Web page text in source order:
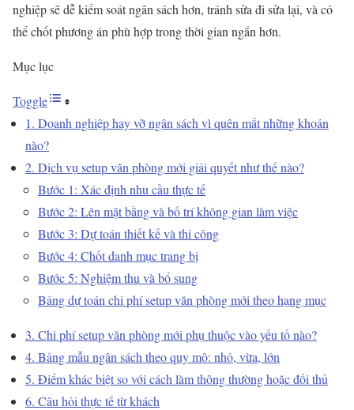
nghiệp sẽ dễ kiểm soát ngân sách hơn, tránh sửa đi sửa lại, và có
thể chốt phương án phù hợp trong thời gian ngắn hơn.
Mục lục
Toggle
1. Doanh nghiệp hay vỡ ngân sách vì quên mất những khoản
nào?
2. Dịch vụ setup văn phòng mới giải quyết như thế nào?
Bước 1: Xác định nhu cầu thực tế
Bước 2: Lên mặt bằng và bố trí không gian làm việc
Bước 3: Dự toán thiết kế và thi công
Bước 4: Chốt danh mục trang bị
Bước 5: Nghiệm thu và bổ sung
Bảng dự toán chi phí setup văn phòng mới theo hạng mục
3. Chi phí setup văn phòng mới phụ thuộc vào yếu tố nào?
4. Bảng mẫu ngân sách theo quy mô: nhỏ, vừa, lớn
5. Điểm khác biệt so với cách làm thông thường hoặc đối thủ
6. Câu hỏi thực tế từ khách